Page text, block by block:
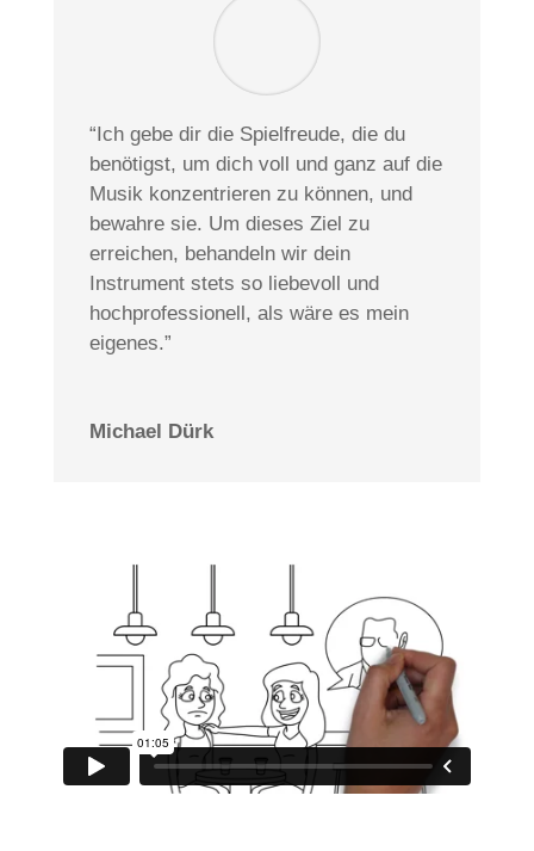
“Ich gebe dir die Spielfreude, die du
benötigst, um dich voll und ganz auf die
Musik konzentrieren zu können, und
bewahre sie. Um dieses Ziel zu
erreichen, behandeln wir dein
Instrument stets so liebevoll und
hochprofessionell, als wäre es mein
eigenes.”
Michael Dürk